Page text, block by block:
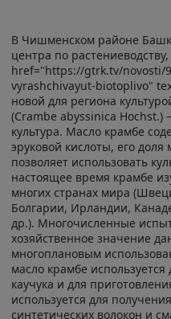
В Чишменском районе
центра по
href="https://gtrk.tv/novosti/
vyrashchivayut-biotoplivo"
новой для региона
(Crambe abyssinica Hochst.)
культура. Масло крамбе
эруковой кислоты, его
позволяет использовать
настоящее время крамбе
многих странах мира
Болгарии, Ирландии,
др.). Многочисленные
хозяйственное значение
многоплановым
масло крамбе
каучука и для
используется для
синтетических волокон и